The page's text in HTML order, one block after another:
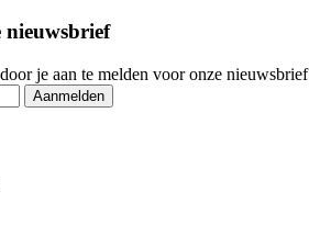
nieuwsbrief
je aan te melden voor onze nieuwsbrief
Aanmelden